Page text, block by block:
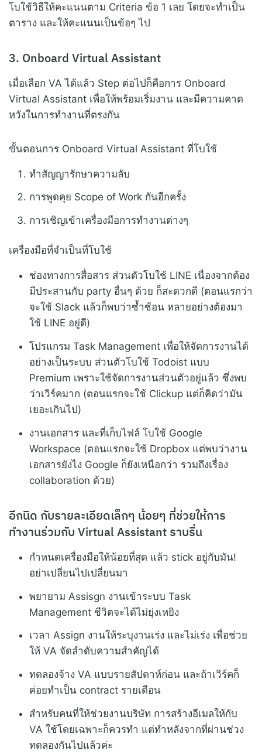
โบใช้วิธีให้คะแนนตาม Criteria ข้อ 1 เลย โดยจะทำเป็น
ตาราง และให้คะแนนเป็นข้อๆ ไป
3. Onboard Virtual Assistant
เมื่อเลือก VA ได้แล้ว Step ต่อไปก็คือการ Onboard
Virtual Assistant เพื่อให้พร้อมเริ่มงาน และมีความคาด
หวังในการทำงานที่ตรงกัน
ขั้นตอนการ Onboard Virtual Assistant ที่โบใช้
ทำสัญญารักษาความลับ
การพูดคุย Scope of Work กันอีกครั้ง
การเชิญเข้าเครื่องมือการทำงานต่างๆ
เครื่องมือที่จำเป็นที่โบใช้
ช่องทางการสื่อสาร ส่วนตัวโบใช้ LINE เนื่องจากต้อง
มีประสานกับ party อื่นๆ ด้วย ก็สะดวกดี (ตอนแรกว่า
จะใช้ Slack แล้วก็พบว่าซ้ำซ้อน หลายอย่างต้องมา
ใช้ LINE อยู่ดี)
โปรแกรม Task Management เพื่อให้จัดการงานได้
อย่างเป็นระบบ ส่วนตัวโบใช้ Todoist แบบ
Premium เพราะใช้จัดการงานส่วนตัวอยู่แล้ว ซึ่งพบ
ว่าเวิร์คมาก (ตอนแรกจะใช้ Clickup แต่ก็คิดว่ามัน
เยอะเกินไป)
งานเอกสาร และที่เก็บไฟล์ โบใช้ Google
Workspace (ตอนแรกจะใช้ Dropbox แต่พบว่างาน
เอกสารยังไง Google ก็ยังเหนือกว่า รวมถึงเรื่อง
collaboration ด้วย)
อีกนิด กับรายละเอียดเล็กๆ น้อยๆ ที่ช่วยให้การ
ทำงานร่วมกับ Virtual Assistant ราบรื่น
กำหนดเครื่องมือให้น้อยที่สุด แล้ว stick อยู่กับมัน!
อย่าเปลี่ยนไปเปลี่ยนมา
พยายาม Assisgn งานเข้าระบบ Task
Management ชีวิตจะได้ไม่ยุ่งเหยิง
เวลา Assign งานให้ระบุงานเร่ง และไม่เร่ง เพื่อช่วย
ให้ VA จัดลำดับความสำคัญได้
ทดลองจ้าง VA แบบรายสัปดาห์ก่อน และถ้าเวิร์คก็
ค่อยทำเป็น contract รายเดือน
สำหรับคนที่ให้ช่วยงานบริษัท การสร้างอีเมลให้กับ
VA ใช้โดยเฉพาะก็ควรทำ แต่ทำหลังจากที่ผ่านช่วง
ทดลองกันไปแล้วค่ะ